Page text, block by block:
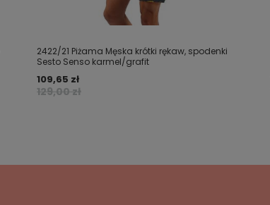
2422/21 Piżama Męska krótki rękaw, spodenki
Sesto Senso karmel/grafit
129,00 zł
109,65 zł